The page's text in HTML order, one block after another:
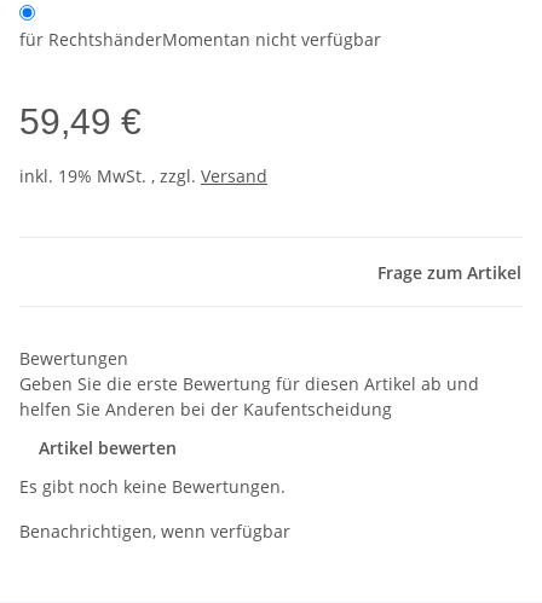
für RechtshänderMomentan nicht verfügbar
59,49 €
inkl. 19% MwSt. , zzgl. Versand
Frage zum Artikel
Bewertungen
Geben Sie die erste Bewertung für diesen Artikel ab und
helfen Sie Anderen bei der Kaufentscheidung
Artikel bewerten
Es gibt noch keine Bewertungen.
Benachrichtigen, wenn verfügbar